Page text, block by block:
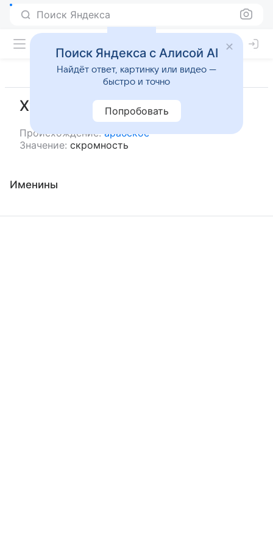
Поиск Яндекса
Хушайма
Происхождение: арабское
Значение: скромность
Именины
Поиск Яндекса с Алисой AI
Найдёт ответ, картинку или видео —
быстро и точно
Попробовать